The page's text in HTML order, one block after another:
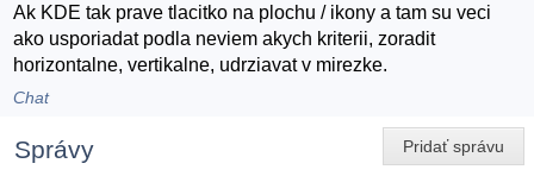
Ak KDE tak prave tlacitko na plochu / ikony a tam su veci
ako usporiadat podla neviem akych kriterii, zoradit
horizontalne, vertikalne, udrziavat v mirezke.
Chat
Pridať správu
Správy